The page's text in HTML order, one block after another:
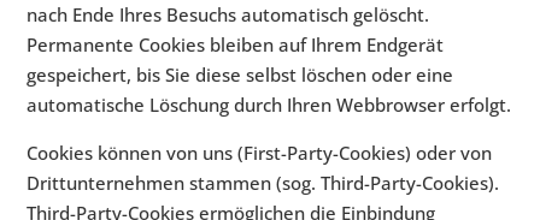
nach Ende Ihres Besuchs automatisch gelöscht.
Permanente Cookies bleiben auf Ihrem Endgerät
gespeichert, bis Sie diese selbst löschen oder eine
automatische Löschung durch Ihren Webbrowser erfolgt.
Cookies können von uns (First-Party-Cookies) oder von
Drittunternehmen stammen (sog. Third-Party-Cookies).
Third-Party-Cookies ermöglichen die Einbindung